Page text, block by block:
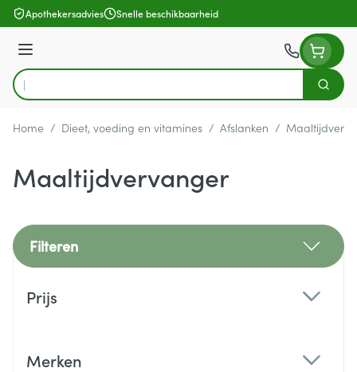
Ga naar de inhoud
Apothekersadvies Snelle beschikbaarheid
Menu
Product, merk, categorie...
Zoek
Home / Dieet, voeding en vitamines / Afslanken /
Maaltijdvervanger
Filteren
Prijs
Merken